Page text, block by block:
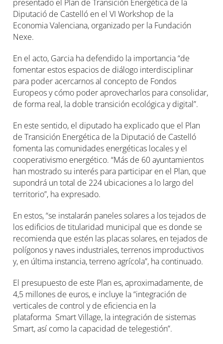
presentado el Plan de Transición Energética de la
Diputació de Castelló en el VI Workshop de la
Economia Valenciana, organizado per la Fundación
Nexe.
En el acto, Garcia ha defendido la importancia “de
fomentar estos espacios de diálogo interdisciplinar
para poder acercarnos al concepto de Fondos
Europeos y cómo poder aprovecharlos para consolidar,
de forma real, la doble transición ecológica y digital”.
En este sentido, el diputado ha explicado que el Plan
de Transición Energética de la Diputació de Castelló
fomenta las comunidades energéticas locales y el
cooperativismo energético. “Más de 60 ayuntamientos
han mostrado su interés para participar en el Plan, que
supondrá un total de 224 ubicaciones a lo largo del
territorio”, ha expresado.
En estos, “se instalarán paneles solares a los tejados de
los edificios de titularidad municipal que es donde se
recomienda que estén las placas solares, en tejados de
polígonos y naves industriales, terrenos improductivos
y, en última instancia, terreno agrícola”, ha continuado.
El presupuesto de este Plan es, aproximadamente, de
4,5 millones de euros, e incluye la “integración de
verticales de control y de eficiencia en la
plataforma Smart Village, la integración de sistemas
Smart, así como la capacidad de telegestión”.